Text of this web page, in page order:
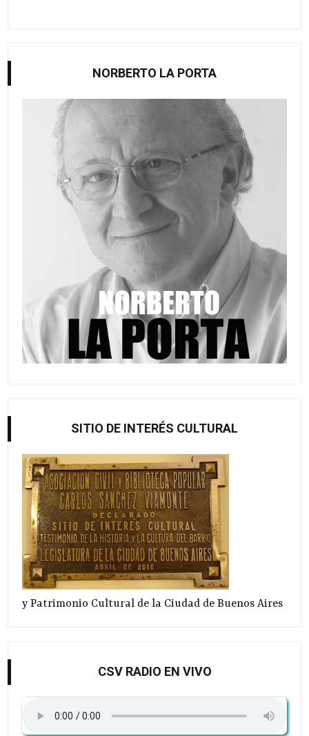
NORBERTO LA PORTA
SITIO DE INTERÉS CULTURAL
y Patrimonio Cultural de la Ciudad de Buenos Aires
CSV RADIO EN VIVO